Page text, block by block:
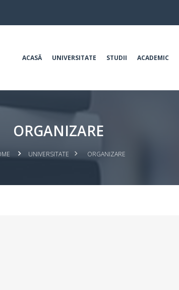
ACASĂ UNIVERSITATE STUDII ACADEMIC
ORGANIZARE
UNIVERSITATE ORGANIZARE